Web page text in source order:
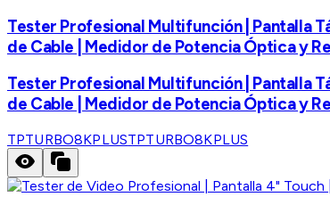
Tester Profesional Multifunción | Pantalla
de Cable | Medidor de Potencia Óptica y
Tester Profesional Multifunción | Pantalla
de Cable | Medidor de Potencia Óptica y
TPTURBO8KPLUSTPTURBO8KPLUS